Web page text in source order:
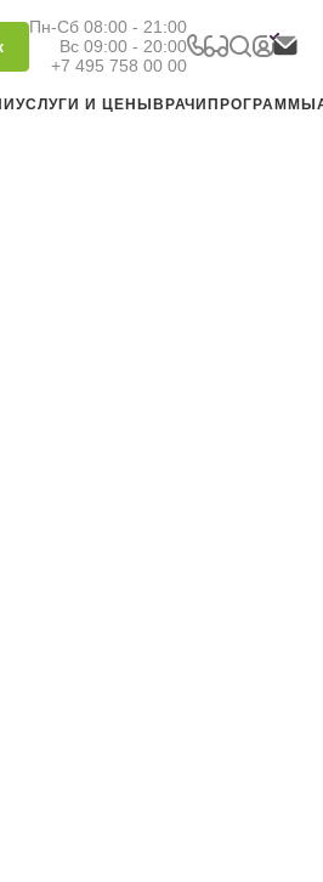
Пн-Сб 08:00 - 21:00
Вс 09:00 - 20:00
+7 495 758 00 00
УСЛУГИ И ЦЕНЫ ВРАЧИ ПРОГРАММЫ